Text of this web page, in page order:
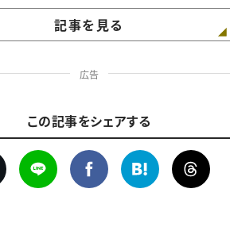
記事を見る
広告
この記事をシェアする